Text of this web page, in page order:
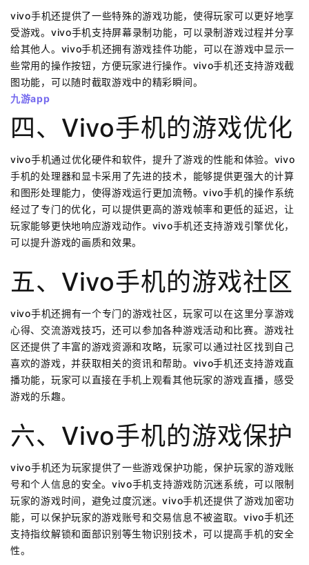
vivo手机还提供了一些特殊的游戏功能，使得玩家可以更好地享
受游戏。vivo手机支持屏幕录制功能，可以录制游戏过程并分享
给其他人。vivo手机还拥有游戏挂件功能，可以在游戏中显示一
些常用的操作按钮，方便玩家进行操作。vivo手机还支持游戏截
图功能，可以随时截取游戏中的精彩瞬间。
九游app
四、vivo手机的游戏优化
vivo手机通过优化硬件和软件，提升了游戏的性能和体验。vivo
手机的处理器和显卡采用了先进的技术，能够提供更强大的计算
和图形处理能力，使得游戏运行更加流畅。vivo手机的操作系统
经过了专门的优化，可以提供更高的游戏帧率和更低的延迟，让
玩家能够更快地响应游戏动作。vivo手机还支持游戏引擎优化，
可以提升游戏的画质和效果。
五、vivo手机的游戏社区
vivo手机还拥有一个专门的游戏社区，玩家可以在这里分享游戏
心得、交流游戏技巧，还可以参加各种游戏活动和比赛。游戏社
区还提供了丰富的游戏资源和攻略，玩家可以通过社区找到自己
喜欢的游戏，并获取相关的资讯和帮助。vivo手机还支持游戏直
播功能，玩家可以直接在手机上观看其他玩家的游戏直播，感受
游戏的乐趣。
六、vivo手机的游戏保护
vivo手机还为玩家提供了一些游戏保护功能，保护玩家的游戏账
号和个人信息的安全。vivo手机支持游戏防沉迷系统，可以限制
玩家的游戏时间，避免过度沉迷。vivo手机还提供了游戏加密功
能，可以保护玩家的游戏账号和交易信息不被盗取。vivo手机还
支持指纹解锁和面部识别等生物识别技术，可以提高手机的安全
性。